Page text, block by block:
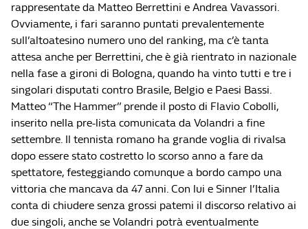
rappresentate da Matteo Berrettini e Andrea Vavassori.
Ovviamente, i fari saranno puntati prevalentemente
sull’altoatesino numero uno del ranking, ma c’è tanta
attesa anche per Berrettini, che è già rientrato in nazionale
nella fase a gironi di Bologna, quando ha vinto tutti e tre i
singolari disputati contro Brasile, Belgio e Paesi Bassi.
Matteo “The Hammer” prende il posto di Flavio Cobolli,
inserito nella pre-lista comunicata da Volandri a fine
settembre. Il tennista romano ha grande voglia di rivalsa
dopo essere stato costretto lo scorso anno a fare da
spettatore, festeggiando comunque a bordo campo una
vittoria che mancava da 47 anni. Con lui e Sinner l’Italia
conta di chiudere senza grossi patemi il discorso relativo ai
due singoli, anche se Volandri potrà eventualmente